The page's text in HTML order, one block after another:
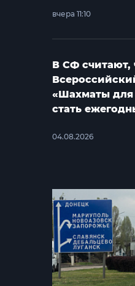
вчера 11:10
В СФ считают,
«Шахматы
стать
04.08.2026